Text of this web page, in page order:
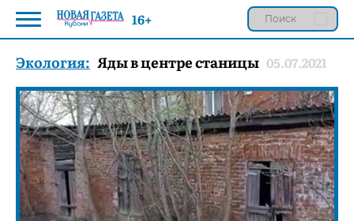
Экология: Яды в центре станицы 05.07.2021
16+